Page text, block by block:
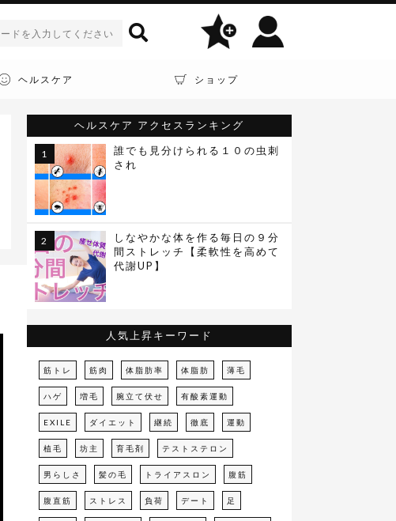
ヘルスケア ショップ
ヘルスケア アクセスランキング
誰でも見分けられる１０の虫刺
され
しなやかな体を作る毎日の９分
間ストレッチ【柔軟性を高めて
代謝UP】
人気上昇キーワード
筋トレ 筋肉 体脂肪率 体脂肪 薄毛
ハゲ 増毛 腕立て伏せ 有酸素運動
EXILE ダイエット 継続 徹底 運動
植毛 坊主 育毛剤 テストステロン
男らしさ 髪の毛 トライアスロン 腹筋
腹直筋 ストレス 負荷 デート 足